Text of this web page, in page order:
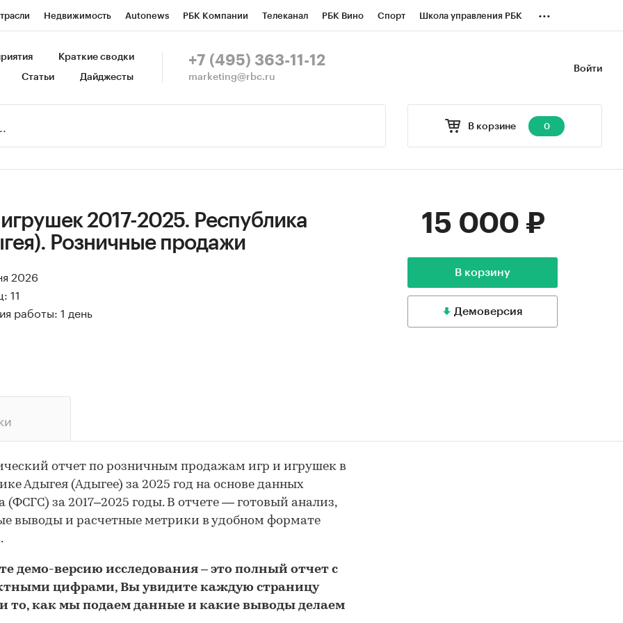
Недвижимость Autonews РБК Компании Телеканал РБК Вино Спорт Школа управления РБК
Спецпроекты СПб Конференции СПб Спецпроекты
...
Войти
Краткие сводки
Статьи Дайджесты
+7 (495) 363-11-12
marketing@rbc.ru
В корзине 0
2017-2025. Республика
Розничные продажи
2026
11
работы: 1 день
15 000 ₽
В корзину
Демоверсия
отчет по розничным продажам игр и игрушек в
Адыгея (Адыгее) за 2025 год на основе данных
(ФСГС) за 2017–2025 годы. В отчете — готовый анализ,
выводы и расчетные метрики в удобном формате
демо-версию исследования – это полный отчет с
цифрами, Вы увидите каждую страницу
то, как мы подаем данные и какие выводы делаем